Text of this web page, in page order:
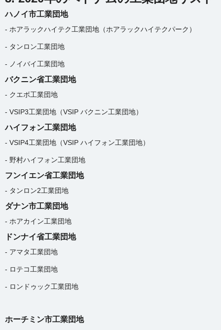
ハノイ市工業団地
- ホアラックハイテク工業団地（ホアラックハイテクパーク）
- タンロン工業団地
- ノイバイ工業団地
バクニン省工業団地
- クエボ工業団地
- VSIP3工業団地（VSIP バクニン工業団地）
ハイフォン工業団地
- VSIP4工業団地（VSIP ハイフォン工業団地）
- 野村ハイフォン工業団地
フンイエン省工業団地
- タンロン2工業団地
ダナン市工業団地
- ホアカイン工業団地
ドンナイ省工業団地
- アマタ工業団地
- ロテコ工業団地
- ロンドゥック工業団地
ホーチミン市工業団地